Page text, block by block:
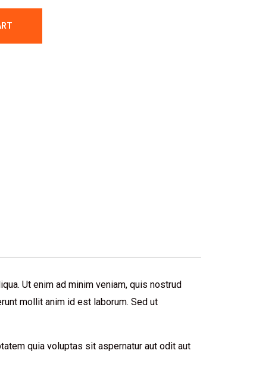
Ut enim ad minim veniam, quis nostrud
mollit anim id est laborum. Sed ut
quia voluptas sit aspernatur aut odit aut